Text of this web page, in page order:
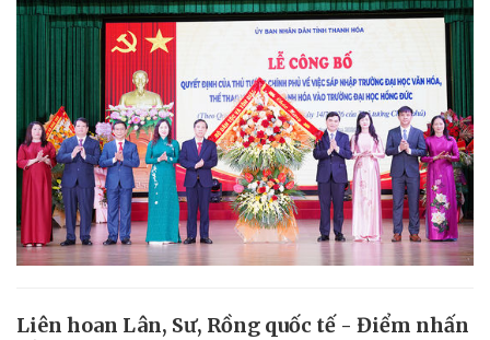
Liên hoan Lân, Sư, Rồng quốc tế - Điểm nhấn